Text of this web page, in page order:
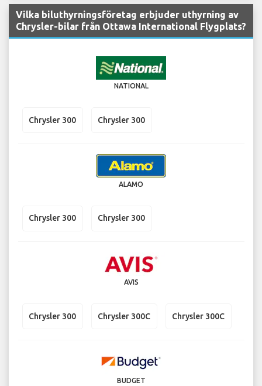
Vilka biluthyrningsföretag erbjuder uthyrning av
Chrysler-bilar från Ottawa International Flygplats?
NATIONAL
Chrysler 300 Chrysler 300
ALAMO
Chrysler 300 Chrysler 300
AVIS
Chrysler 300 Chrysler 300C Chrysler 300C
BUDGET